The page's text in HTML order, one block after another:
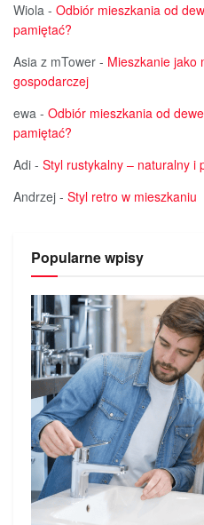
Wiola - Odbiór mieszkania od
pamiętać?
Asia z mTower - Mieszkanie jako
gospodarczej
ewa - Odbiór mieszkania od
pamiętać?
Adi - Styl rustykalny – naturalny i
Andrzej - Styl retro w mieszkaniu
Popularne wpisy